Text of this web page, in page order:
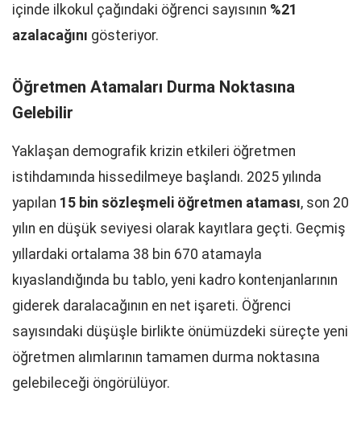
içinde ilkokul çağındaki öğrenci sayısının %21
azalacağını gösteriyor.
Öğretmen Atamaları Durma Noktasına
Gelebilir
Yaklaşan demografik krizin etkileri öğretmen
istihdamında hissedilmeye başlandı. 2025 yılında
yapılan 15 bin sözleşmeli öğretmen ataması, son 20
yılın en düşük seviyesi olarak kayıtlara geçti. Geçmiş
yıllardaki ortalama 38 bin 670 atamayla
kıyaslandığında bu tablo, yeni kadro kontenjanlarının
giderek daralacağının en net işareti. Öğrenci
sayısındaki düşüşle birlikte önümüzdeki süreçte yeni
öğretmen alımlarının tamamen durma noktasına
gelebileceği öngörülüyor.